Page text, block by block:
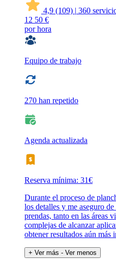
4,9 (109) | 360
12 50 €
por hora
Equipo de trabajo
270 han repetido
Agenda actualizada
Reserva mínima: 31€
Durante el proceso de
los detalles y me aseguro
prendas, tanto en las áreas
complejas de alcanzar
obtener resultados aún más
+ Ver más - Ver menos